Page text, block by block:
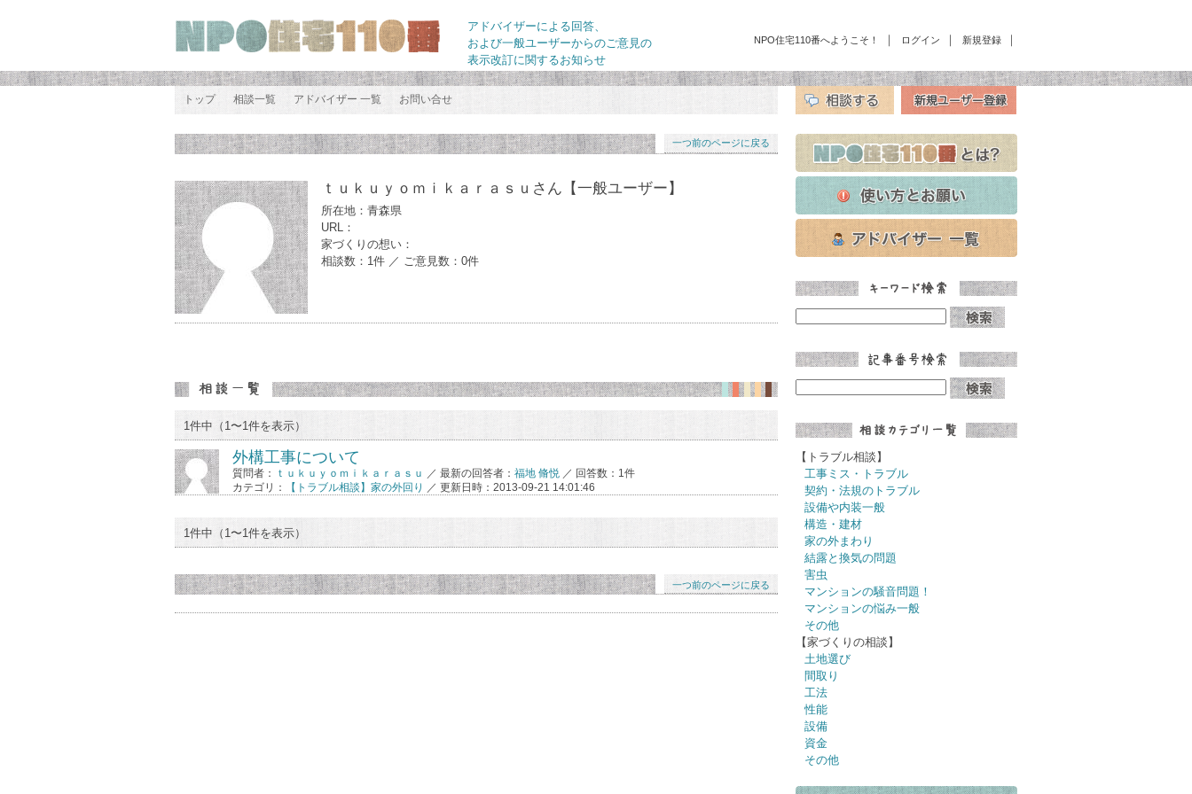
NPO住宅110番へようこそ！ ｜ ログイン ｜ 新規登録 ｜
アドバイザーによる回答、
および一般ユーザーからのご意見の
表示改訂に関するお知らせ
トップ 相談一覧 アドバイザー 一覧 お問い合せ
一つ前のページに戻る
ｔｕｋｕｙｏｍｉｋａｒａｓｕさん 【一般ユーザー】
所在地：青森県
URL：
家づくりの想い：
相談数：1件 ／ ご意見数：0件
1件中（1〜1件を表示）
外構工事について
質問者： ｔｕｋｕｙｏｍｉｋａｒａｓｕ ／ 最新の回答者： 福地 脩悦 ／ 回答数：1件
カテゴリ：
【トラブル相談】家の外回り ／ 更新日時：2013-09-21 14:01:46
1件中（1〜1件を表示）
一つ前のページに戻る
【トラブル相談】
工事ミス・トラブル
契約・法規のトラブル
設備や内装一般
構造・建材
家の外まわり
結露と換気の問題
害虫
マンションの騒音問題！
マンションの悩み一般
その他
【家づくりの相談】
土地選び
間取り
工法
性能
設備
資金
その他